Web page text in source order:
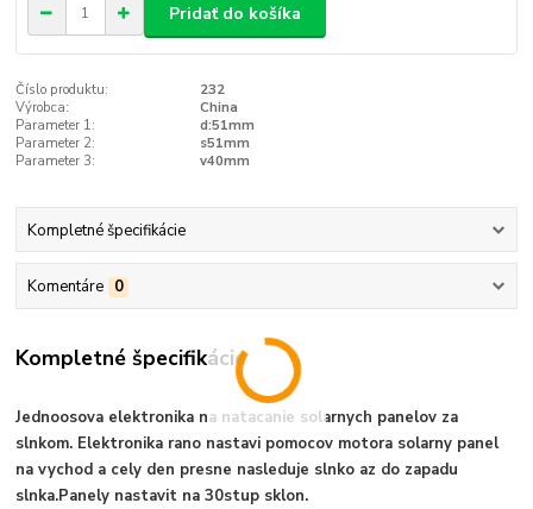
Pridať do košíka
Číslo produktu:
232
Výrobca:
China
Parameter 1:
d:51mm
Parameter 2:
s51mm
Parameter 3:
v40mm
Kompletné špecifikácie
Komentáre 0
Kompletné špecifikácie
Jednoosova elektronika na natacanie solarnych panelov za
slnkom. Elektronika rano nastavi pomocov motora solarny panel
na vychod a cely den presne nasleduje slnko az do zapadu
slnka.Panely nastavit na 30stup sklon.